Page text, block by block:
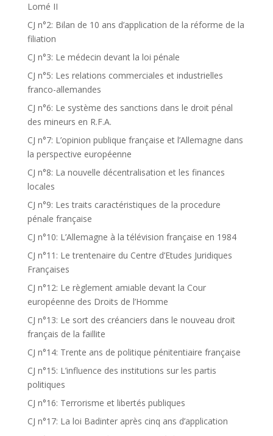
Lomé II
CJ n°2: Bilan de 10 ans d’application de la réforme de la
filiation
CJ n°3: Le médecin devant la loi pénale
CJ n°5: Les relations commerciales et industrielles
franco-allemandes
CJ n°6: Le système des sanctions dans le droit pénal
des mineurs en R.F.A.
CJ n°7: L’opinion publique française et l’Allemagne dans
la perspective européenne
CJ n°8: La nouvelle décentralisation et les finances
locales
CJ n°9: Les traits caractéristiques de la procedure
pénale française
CJ n°10: L’Allemagne à la télévision française en 1984
CJ n°11: Le trentenaire du Centre d’Etudes Juridiques
Françaises
CJ n°12: Le règlement amiable devant la Cour
européenne des Droits de l’Homme
CJ n°13: Le sort des créanciers dans le nouveau droit
français de la faillite
CJ n°14: Trente ans de politique pénitentiaire française
CJ n°15: L’influence des institutions sur les partis
politiques
CJ n°16: Terrorisme et libertés publiques
CJ n°17: La loi Badinter après cinq ans d’application